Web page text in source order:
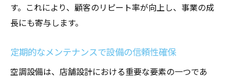
す。これにより、顧客のリピート率が向上し、事業の成
長にも寄与します。
定期的なメンテナンスで設備の信頼性確保
空調設備は、店舗設計における重要な要素の一つであ